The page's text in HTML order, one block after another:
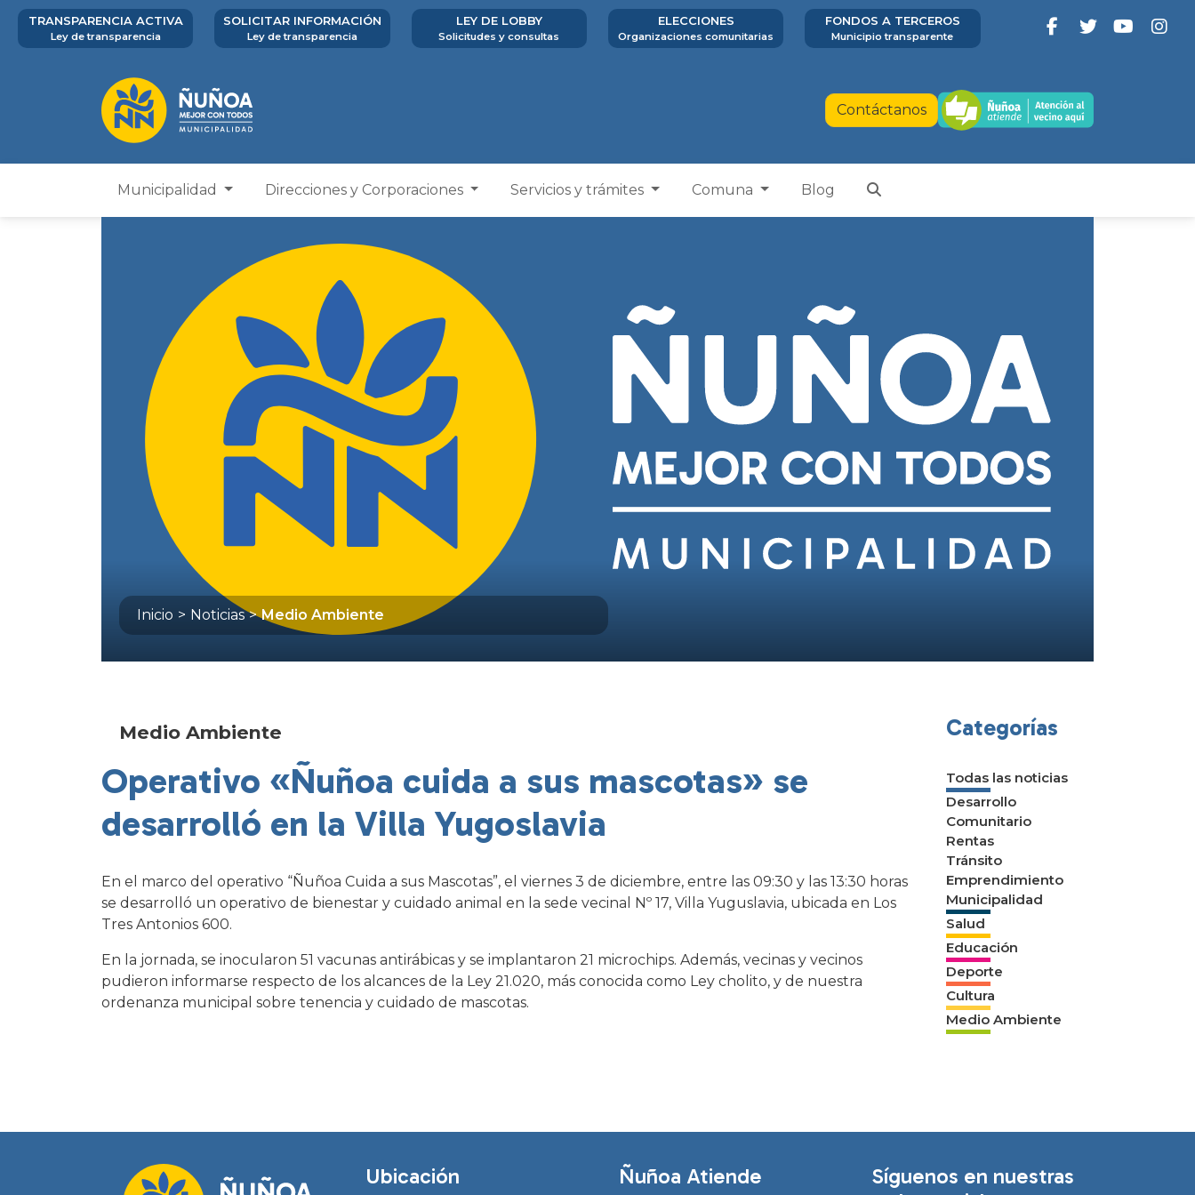
TRANSPARENCIA ACTIVA
Ley de transparencia
SOLICITAR INFORMACIÓN
Ley de transparencia
LEY DE LOBBY
Solicitudes y consultas
ELECCIONES
Organizaciones comunitarias
FONDOS A TERCEROS
Municipio transparente
Contáctanos
Municipalidad Direcciones y Corporaciones Servicios y trámites Comuna Blog
Inicio > Noticias > Medio Ambiente
Medio Ambiente
Operativo «Ñuñoa cuida a sus mascotas» se
desarrolló en la Villa Yugoslavia
En el marco del operativo “Ñuñoa Cuida a sus Mascotas”, el viernes 3 de diciembre, entre las 09:30 y las 13:30 horas
se desarrolló un operativo de bienestar y cuidado animal en la sede vecinal Nº 17, Villa Yuguslavia, ubicada en Los
Tres Antonios 600.
En la jornada, se inocularon 51 vacunas antirábicas y se implantaron 21 microchips. Además, vecinas y vecinos
pudieron informarse respecto de los alcances de la Ley 21.020, más conocida como Ley cholito, y de nuestra
ordenanza municipal sobre tenencia y cuidado de mascotas.
Categorías
Todas las noticias
Desarrollo
Comunitario
Rentas
Tránsito
Emprendimiento
Municipalidad
Salud
Educación
Deporte
Cultura
Medio Ambiente
Ubicación Ñuñoa Atiende
Síguenos en nuestras